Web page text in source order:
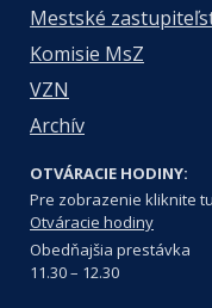
Mestské
Komisie MsZ
VZN
Archív
OTVÁRACIE HODINY:
Pre zobrazenie kliknite
Otváracie hodiny
Obedňajšia prestávka
11.30 – 12.30